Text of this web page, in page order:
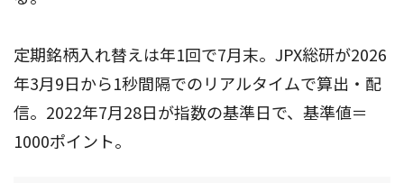
定期銘柄入れ替えは年1回で7月末。JPX総研が2026
年3月9日から1秒間隔でのリアルタイムで算出・配
信。2022年7月28日が指数の基準日で、基準値＝
1000ポイント。